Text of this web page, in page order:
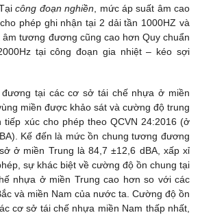
công đoạn nghiền , mức áp suất âm cao
phép ghi nhận tại 2 dải tần 1000HZ và
âm tương đương cũng cao hơn Quy chuẩn
tại công đoạn gia nhiệt – kéo sợi
tại các cơ sở tái chế nhựa ở miền
miền được khảo sát và cường độ trung
xúc cho phép theo QCVN 24:2016 (ở
Kế đến là mức ồn chung tương đương
ở miền Trung là 84,7 ±12,6 dBA, xấp xỉ
sự khác biệt về cường độ ồn chung tại
nhựa ở miền Trung cao hơn so với các
và miền Nam của nước ta. Cường độ ồn
cơ sở tái chế nhựa miền Nam thấp nhất,